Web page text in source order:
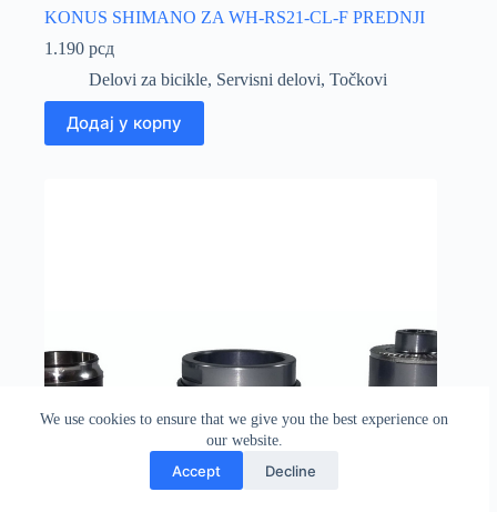
We use cookies to ensure that we give you the best experience on
our website.
Accept Decline
KONUS SHIMANO ZA WH-RS21-CL-F PREDNJI
1.190 рсд
Delovi za bicikle, Servisni delovi, Točkovi
Додај у корпу